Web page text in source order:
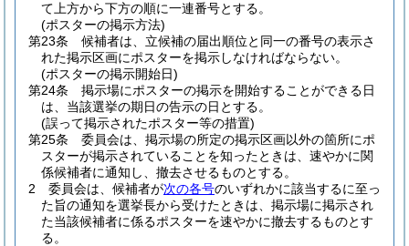
て上方から下方の順に一連番号とする。
(ポスターの掲示方法)
第23条
候補者は、立候補の届出順位と同一の番号の表示さ
れた掲示区画にポスターを掲示しなければならない。
(ポスターの掲示開始日)
第24条
掲示場にポスターの掲示を開始することができる日
は、当該選挙の期日の告示の日とする。
(誤って掲示されたポスター等の措置)
第25条
委員会は、掲示場の所定の掲示区画以外の箇所にポ
スターが掲示されていることを知ったときは、速やかに関
係候補者に通知し、撤去させるものとする。
2
委員会は、候補者が次の各号のいずれかに該当するに至っ
た旨の通知を選挙長から受けたときは、掲示場に掲示され
た当該候補者に係るポスターを速やかに撤去するものとす
る。